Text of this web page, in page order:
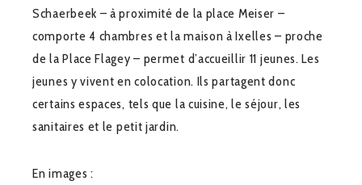
Schaerbeek – à proximité de la place Meiser –
comporte 4 chambres et la maison à Ixelles – proche
de la Place Flagey – permet d’accueillir 11 jeunes. Les
jeunes y vivent en colocation. Ils partagent donc
certains espaces, tels que la cuisine, le séjour, les
sanitaires et le petit jardin.
En images :